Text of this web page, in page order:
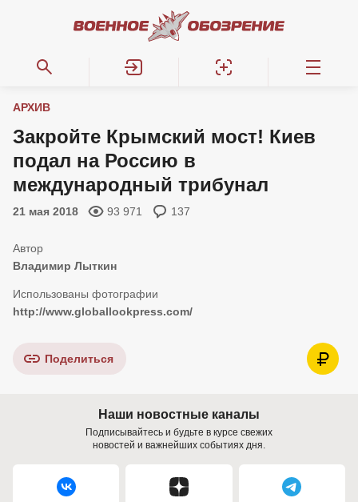
АРХИВ
Закройте Крымский мост! Киев
подал на Россию в
международный трибунал
21 мая 2018 93 971 137
Владимир Лыткин
http://www.globallookpress.com/
Поделиться
Наши новостные каналы
Подписывайтесь и будьте в курсе свежих
новостей и важнейших событиях дня.